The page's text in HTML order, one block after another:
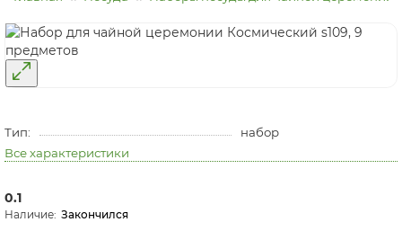
Тип:
набор
Все характеристики
0.1
Закончился